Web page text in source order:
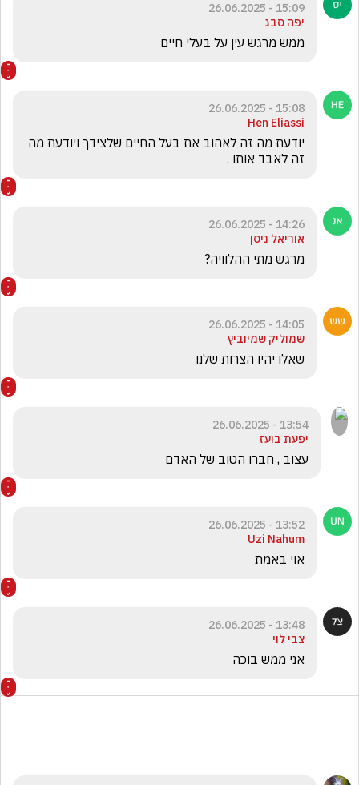
15:09 - 26.06.2025
יפה סבג
ממש מרגש עין על בעלי חיים
15:08 - 26.06.2025
Hen Eliassi
זה לאבד אותו .
14:26 - 26.06.2025
אוריאל ניסן
מרגש מתי ההלוויה?
14:05 - 26.06.2025
שמוליק שמיוביץ
שאלו יהיו הצרות שלנו
13:54 - 26.06.2025
יפעת בועז
עצוב , חברו הטוב של האדם
13:52 - 26.06.2025
Uzi Nahum
אוי באמת
13:48 - 26.06.2025
צבי לוי
אני ממש בוכה